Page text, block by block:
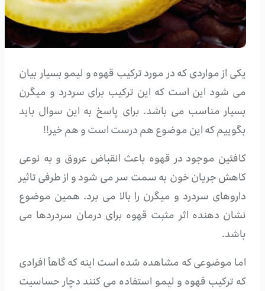
یکی از مواردی که در مورد ترکیب قهوه و لیمو بسیار بیان
می شود این است که این ترکیب برای سردرد و میگرن
بسیار مناسب می باشد. برای پاسخ به این سوال باید
بگوییم که این موضوع هم درست است و هم خیر!!
کافئین موجود در قهوه باعث انقباض عروق و به نوعی
کاهش جریان خون به سمت سر می شود و از طرفی تاثیر
داروهای سردرد و میگرن را بالا می برد. همین موضوع
نشان دهنده اثر مثبت قهوه برای درمان سردردها می
باشد.
اما موضوعی که مشاهده شده است اینه که گاهاً افرادی
که ترکیب قهوه و لیمو استفاده می کنند دچار حساسیت